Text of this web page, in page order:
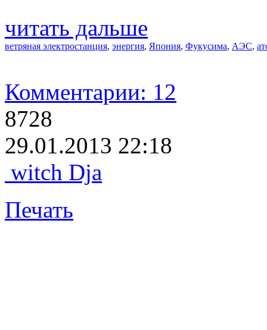
читать дальше
ветряная электростанция, энергия, Япония, Фукусима, АЭС,
Комментарии: 12
8728
29.01.2013 22:18
witch Dja
Печать